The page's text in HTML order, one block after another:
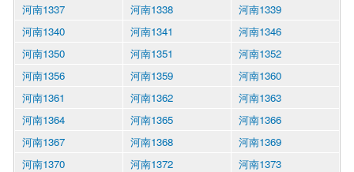
河南1337
河南1338
河南1339
河南1340
河南1341
河南1346
河南1350
河南1351
河南1352
河南1356
河南1359
河南1360
河南1361
河南1362
河南1363
河南1364
河南1365
河南1366
河南1367
河南1368
河南1369
河南1370
河南1372
河南1373